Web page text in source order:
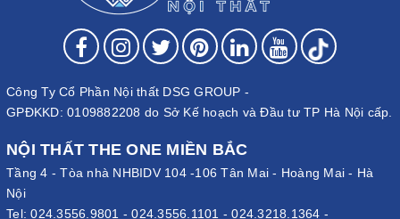
Công Ty Cổ Phần Nội thất DSG GROUP -
GPĐKKD: 0109882208 do Sở Kế hoạch và Đầu tư TP Hà Nội cấp.
NỘI THẤT THE ONE MIỀN BẮC
Tầng 4 - Tòa nhà NHBIDV 104 -106 Tân Mai - Hoàng Mai - Hà
Nội
Tel:024.3556.9801 -024.3556.1101 -024.3218.1364 -